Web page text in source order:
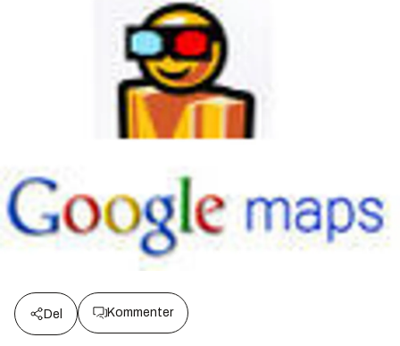
Del Kommenter